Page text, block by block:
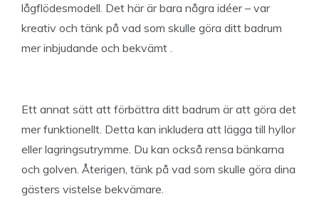
lågflödesmodell. Det här är bara några idéer – var
kreativ och tänk på vad som skulle göra ditt badrum
mer inbjudande och bekvämt .
Ett annat sätt att förbättra ditt badrum är att göra det
mer funktionellt. Detta kan inkludera att lägga till hyllor
eller lagringsutrymme. Du kan också rensa bänkarna
och golven. Återigen, tänk på vad som skulle göra dina
gästers vistelse bekvämare.